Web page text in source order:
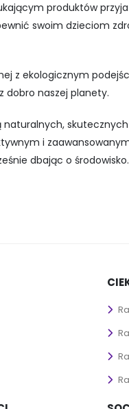
produktów
swoim dzieciom
z ekologicznym
dobro naszej planety.
i
dbając o środowisko.